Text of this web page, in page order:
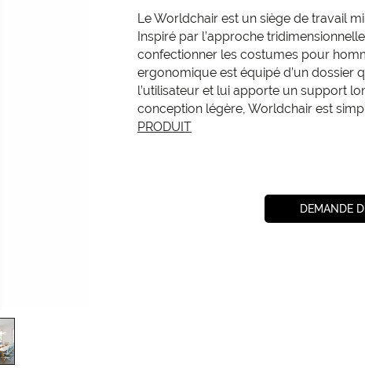
Le Worldchair est un siège de travail
Inspiré par l’approche
confectionner les costumes pour
ergonomique est équipé d’un dossier
l’utilisateur et lui apporte un support
conception légère, Worldchair est
PRODUIT
DEMANDE